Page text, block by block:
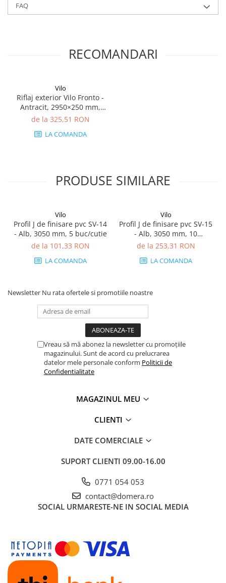
FAQ
RECOMANDARI
Vilo
Riflaj exterior Vilo Fronto -
Antracit, 2950×250 mm,
PVC-U, 2.95 mp/cutie (4
de la 325,51 RON
LA COMANDA
PRODUSE SIMILARE
Vilo
Profil J de finisare pvc SV-14
- Alb, 3050 mm, 5 buc/cutie
de la 101,33 RON
LA COMANDA
Vilo
Profil J de finisare pvc SV-15
- Alb, 3050 mm, 10
buc/cutie
de la 253,31 RON
LA COMANDA
Newsletter Nu rata ofertele si promotiile noastre
Vreau să mă abonez la newsletter cu promoțiile
magazinului. Sunt de acord cu prelucrarea
datelor mele personale conform Politicii de
Confidentialitate
MAGAZINUL MEU
CLIENTI
DATE COMERCIALE
SUPORT CLIENTI 09.00-16.00
0771 054 053
contact@domera.ro
SOCIAL URMARESTE-NE IN SOCIAL MEDIA